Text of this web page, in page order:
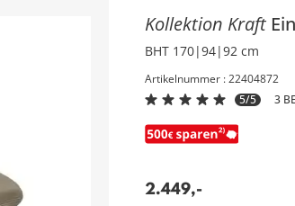
Kollektion Kraft
BHT 170|94|92 cm
Artikelnummer : 22404872
5/5
3
2.449,-